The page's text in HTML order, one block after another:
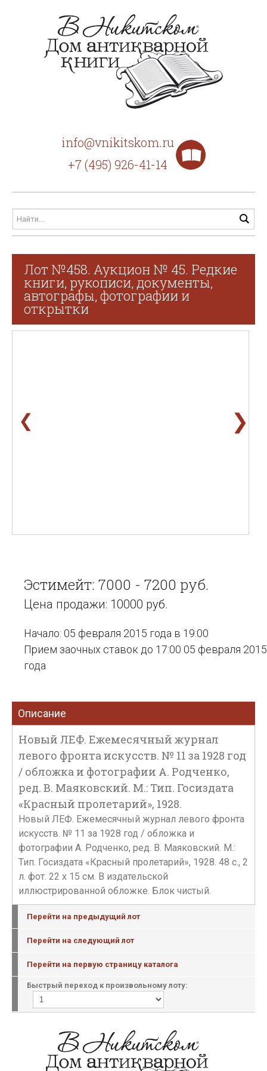
info@vnikitskom.ru
+7 (495) 926-41-14
Лот №458. Аукцион № 45. Редкие
книги, рукописи, документы,
автографы, фотографии и
открытки
❮ ❯
Эстимейт: 7000 - 7200 руб.
Цена продажи: 10000 руб.
Начало: 05 февраля 2015 года в 19:00
Прием заочных ставок до 17:00 05 февраля 2015
года
Описание
Новый ЛЕФ. Ежемесячный журнал
левого фронта искусств. № 11 за 1928 год
/ обложка и фотографии А. Родченко,
ред. В. Маяковский. М.: Тип. Госиздата
«Красный пролетарий», 1928.
Новый ЛЕФ. Ежемесячный журнал левого фронта
искусств. № 11 за 1928 год / обложка и
фотографии А. Родченко, ред. В. Маяковский. М.:
Тип. Госиздата «Красный пролетарий», 1928. 48 с., 2
л. фот. 22 х 15 см. В издательской
иллюстрированной обложке. Блок чистый.
Перейти на предыдущий лот
Перейти на следующий лот
Перейти на первую страницу каталога
Быстрый переход к произвольному лоту: